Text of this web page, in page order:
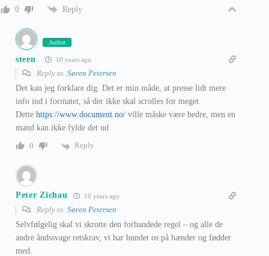
0 Reply
Author
steen 10 years ago
Reply to Søren Petersen
Det kan jeg forklare dig. Det er min måde, at presse lidt mere
info ind i formatet, så der ikke skal scrolles for meget.
Dette https://www.document.no/ ville måske være bedre, men en
mand kan ikke fylde det ud
0
Reply
Peter Zichau 10 years ago
Reply to Søren Petersen
Selvfølgelig skal vi skrotte den forbandede regel – og alle de
andre åndssvage retskrav, vi har bundet os på hænder og fødder
med.